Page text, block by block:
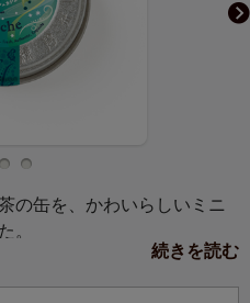
の缶を、かわいらしいミニ
。
な仕様を選んでお使いいた
続きを読む